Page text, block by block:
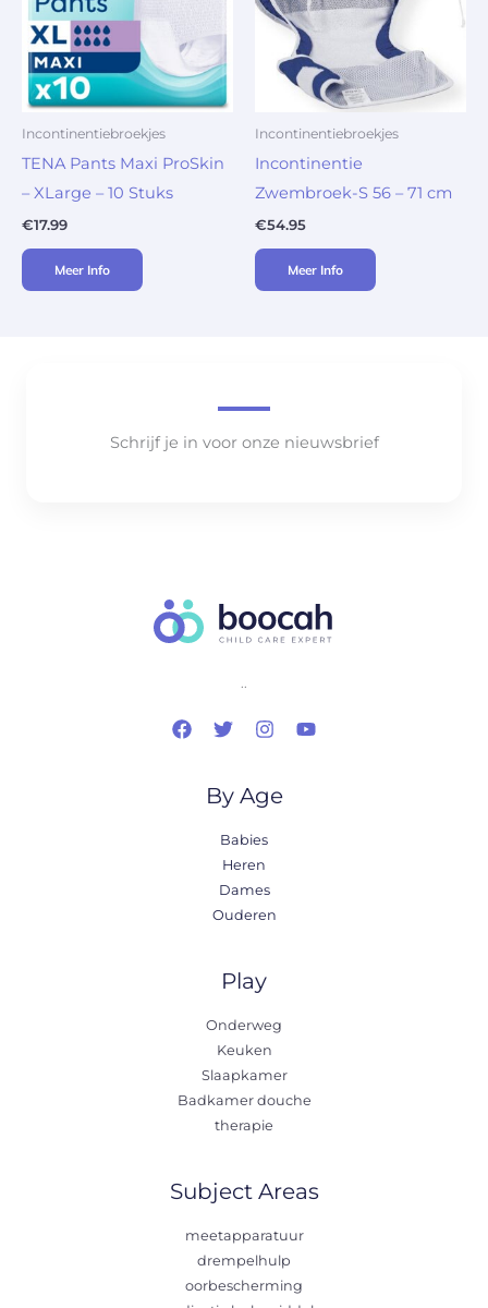
Incontinentiebroekjes
TENA Pants Maxi ProSkin
– XLarge – 10 Stuks
€17.99
Meer Info
Incontinentiebroekjes
Incontinentie
Zwembroek-S 56 – 71 cm
€54.95
Meer Info
Schrijf je in voor onze nieuwsbrief
..
By Age
Babies
Heren
Dames
Ouderen
Play
Onderweg
Keuken
Slaapkamer
Badkamer douche
therapie
Subject Areas
meetapparatuur
drempelhulp
oorbescherming